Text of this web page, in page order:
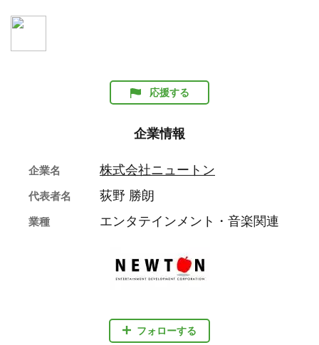
応援する
企業情報
フォローする
企業名 株式会社ニュートン
代表者名 荻野 勝朗
業種 エンタテインメント・音楽関連